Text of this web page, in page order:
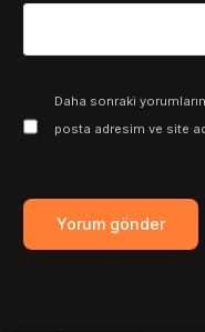
Daha sonraki
posta adresim ve site